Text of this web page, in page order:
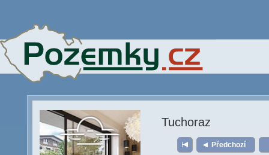
Tuchoraz
Předchozí